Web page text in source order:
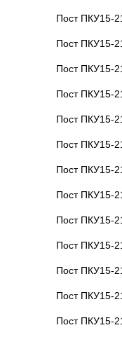
Пост ПКУ15-
Пост ПКУ15-
Пост ПКУ15-
Пост ПКУ15-
Пост ПКУ15-
Пост ПКУ15-
Пост ПКУ15-
Пост ПКУ15-
Пост ПКУ15-
Пост ПКУ15-
Пост ПКУ15-
Пост ПКУ15-
Пост ПКУ15-